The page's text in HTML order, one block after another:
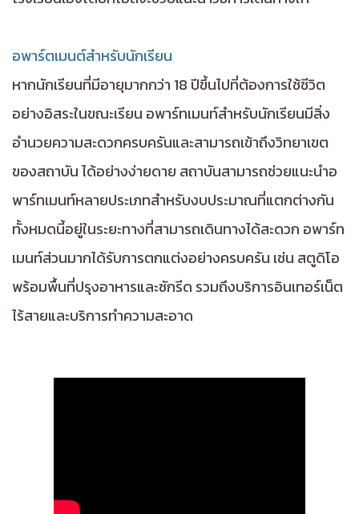
อพาร์ตเมนต์สำหรับนักเรียน
หากนักเรียนที่มีอายุมากกว่า 18 ปีขึ้นไปที่ต้องการใช้ชีวิต
อย่างอิสระในขณะเรียน อพาร์ทเมนท์สำหรับนักเรียนมีสิ่ง
อำนวยความสะดวกครบครันและสามารถเข้าถึงวิทยาเขต
ของสถาบัน ได้อย่างง่ายดาย สถาบันสามารถช่วยแนะนำอ
พาร์ทเมนท์หลายประเภทสำหรับงบประมาณที่แตกต่างกัน
ทั้งหมดนี้อยู่ในระยะทางที่สามารถเดินทางได้สะดวก อพาร์ท
เมนท์ส่วนมากได้รับการตกแต่งอย่างครบครัน เช่น สตูดิโอ
พร้อมพื้นที่ปรุงอาหารและซักรีด รวมถึงบริการอินเทอร์เน็ต
ไร้สายและบริการทำความสะอาด